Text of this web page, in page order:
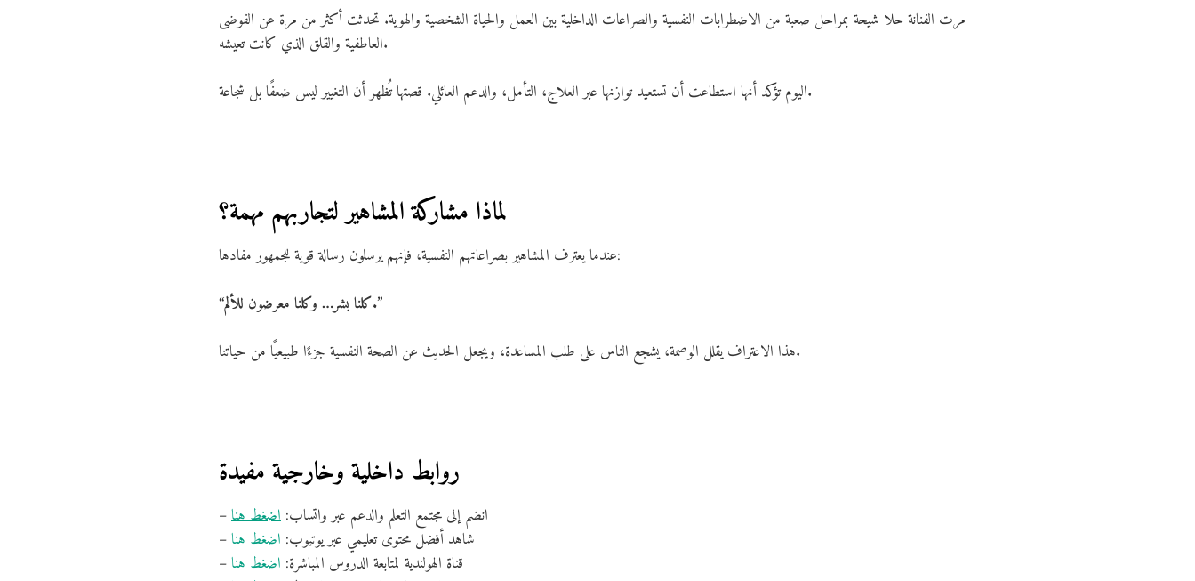
مرت الفنانة حلا شيحة بمراحل صعبة من الاضطرابات النفسية والصراعات الداخلية بين العمل والحياة الشخصية والهوية. تحدثت أكثر من مرة عن الفوضى
العاطفية والقلق الذي كانت تعيشه.
اليوم تؤكد أنها استطاعت أن تستعيد توازنها عبر العلاج، التأمل، والدعم العائلي. قصتها تُظهر أن التغيير ليس ضعفًا بل شجاعة.
لماذا مشاركة المشاهير لتجاربهم مهمة؟
عندما يعترف المشاهير بصراعاتهم النفسية، فإنهم يرسلون رسالة قوية للجمهور مفادها:
“كلنا بشر… وكلنا معرضون للألم.”
هذا الاعتراف يقلل الوصمة، يشجع الناس على طلب المساعدة، ويجعل الحديث عن الصحة النفسية جزءًا طبيعيًا من حياتنا.
روابط داخلية وخارجية مفيدة
– انضم إلى مجتمع التعلم والدعم عبر واتساب: اضغط هنا
– شاهد أفضل محتوى تعليمي عبر يوتيوب: اضغط هنا
– قناة الهولندية لمتابعة الدروس المباشرة: اضغط هنا